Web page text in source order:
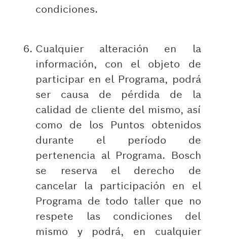
condiciones.
Cualquier alteración en la
información, con el objeto de
participar en el Programa, podrá
ser causa de pérdida de la
calidad de cliente del mismo, así
como de los Puntos obtenidos
durante el período de
pertenencia al Programa. Bosch
se reserva el derecho de
cancelar la participación en el
Programa de todo taller que no
respete las condiciones del
mismo y podrá, en cualquier